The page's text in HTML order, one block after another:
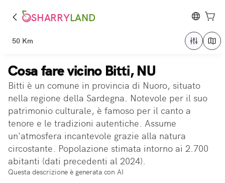
SHARRYLAND
50 Km
Cosa fare vicino Bitti, NU
Bitti è un comune in provincia di Nuoro, situato
nella regione della Sardegna. Notevole per il suo
patrimonio culturale, è famoso per il canto a
tenore e le tradizioni autentiche. Assume
un'atmosfera incantevole grazie alla natura
circostante. Popolazione stimata intorno ai 2.700
abitanti (dati precedenti al 2024).
Questa descrizione è generata con AI